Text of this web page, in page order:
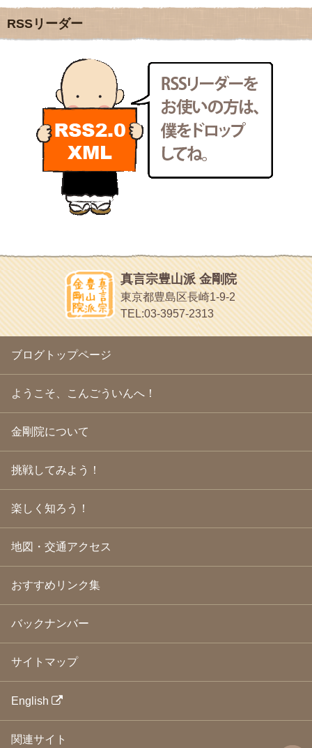
2011年10月(31)
2011年9月(24)
2011年8月(21)
2011年6月(13)
2011年5月
2011年4月
(17)
2011年3月(15)
2011年2月(22)
2011年1月(22)
2010年12月(21)
2010年11月
(14)
2010年9月(16)
(13)
2010年5月(22)
2010年4月(25)
2010年3月(22)
2010年2月
(23)
2010年1月(23)
2009年12月(18)
2009年10月(20)
2009年9月(20)
2009年8月 (18)
2009年7月
(21)
2009年6月(22)
2009年5月(20)
2009年2月(19)
2009年1月(25)
2008年12月 (22)
2008年9月(24)
2008年8月(24)
2008年7月
(23)
2008年6月(23)
2008年5月(21)
2008年4月(22)
2008年1月 (23)
2007年12月(26)
2007年11月
2007年10月
2007年9月(23)
2007年8月
地域のライターさんです
小豆島 圓満寺
新聞屋の道具箱
新聞社で使われる用語の解説など
makotoさんの御符内巡礼記
東京の巡礼記です
POLYHEDON
いろいろなことが書いてあるよ
bunchan
あちこち行って！
目白鍼灸院
日本人の繊細な体質にあわせた、やさしく気持ちよい鍼灸治療で
ほうげん日記
放言じゃなくて和尚さんの名前だよ
面白いサイトみつけたよ。
ヘェ～という感じ
chocolab.Air♪DIALY
ラブラドールのワンちゃんがかわいいよ
RSSリーダー
真言宗豊山派 金剛院
東京都豊島区長崎1-9-2
TEL:03-3957-2313
ブログトップページ
ようこそ、こんごういんへ！
金剛院について
挑戦してみよう！
楽しく知ろう！
地図・交通アクセス
おすすめリンク集
バックナンバー
サイトマップ
English
関連サイト